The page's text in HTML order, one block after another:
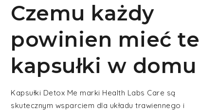
Czemu każdy
powinien mieć te
kapsułki w domu
Kapsułki Detox Me marki Health Labs Care są
skutecznym wsparciem dla układu trawiennego i